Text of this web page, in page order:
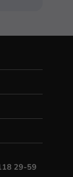
29-59